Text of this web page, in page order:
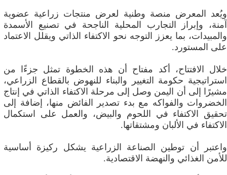
ويُعد المعرض منصة وطنية لعرض منتجات زراعية عضوية
آمنة، وإبراز التجارب المحلية الناجحة في تصنيع الأسمدة
والمبيدات، بما يعزز التوجه نحو الاكتفاء الذاتي ويقلل الاعتماد
على المستورد.
خلال الافتتاح، أكد مفتاح أن هذه الخطوة تمثل جزءًا من
استراتيجية حكومة التغيير والبناء للنهوض بالقطاع الزراعي،
مشيرًا إلى أن اليمن وصل إلى مرحلة الاكتفاء الذاتي في إنتاج
الخضروات والفواكه مع بدء تصدير الفائض منها، إضافة إلى
تحقيق الاكتفاء في اللحوم والبيض، والعمل على استكمال
الاكتفاء في الألبان ومشتقاتها.
واعتبر أن توطين الصناعة الزراعية يشكل ركيزة أساسية
للأمن الغذائي والنهضة الاقتصادية.